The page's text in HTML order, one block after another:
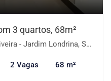
3 quartos, 68m²
Londrina, São Paulo-SP
2 Vagas 68 m²